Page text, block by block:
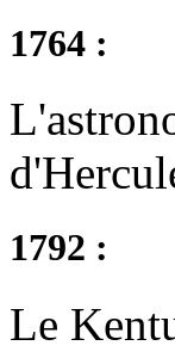
1764 :
1792 :
Le